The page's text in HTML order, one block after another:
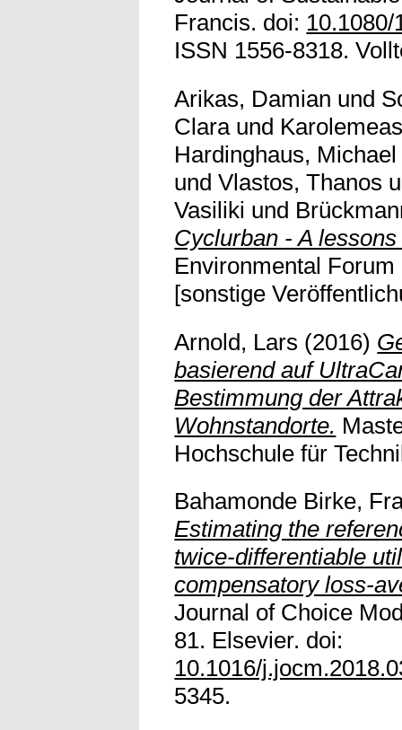
Francis. doi:
ISSN 1556-8318.
Arikas, Damian und
Claraund
Hardinghaus, Michael
undVlastos, Thanos
Vasiliki und
Cyclurban - A
Environmental
[sonstige
Arnold, Lars (2016)
basierend auf
Bestimmung der
Wohnstandorte.
Hochschule für
Bahamonde Birke,
Estimating the
twice-differentiable
compensatory loss-
Journal of Choice
81. Elsevier. doi:
10.1016/
5345.